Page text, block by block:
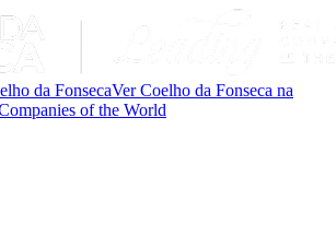
da FonsecaVer Coelho da Fonseca na
of the World